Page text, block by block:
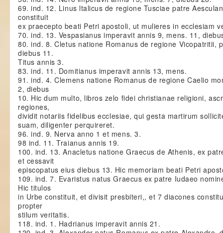
69. ind. 12. Linus ltalicus de regione Tusciae patre
constituit
ex praecepto beati Petri apostoli, ut mulieres in ecclesiam
70. ind. 13. Vespasianus imperavit annis 9, mens. 11,
80. ind. 8. Cletus natione Romanus de regione Vicopatritii,
diebus 11.
Titus annis 3.
83. ind. 11. Domitianus imperavit annis 13, mens.
91. ind. 4. Clemens natione Romanus de regione Caelio
2, diebus
10. Hic dum multo, libros zelo fidei christianae religioni,
regiones,
dividit notariis fidelibus ecclesiae, qui gesta martirum
suam, diligenter perquireret.
96. ind. 9. Nerva anno 1 et mens. 3.
98 ind. 11. Traianus annis 19.
100. ind. 13. Anacletus natione Graecus de Athenis, ex
et cessavit
episcopatus eius diebus 13. Hic memoriam beati Petri
109. ind. 7. Evaristus natus Graecus ex patre Iudaeo
Hic titulos
in Urbe constituit, et divisit presbiteri,, et 7 diacones
propter
stilum veritatis.
118. ind. 1. Hadrianus imperavit annis 21.